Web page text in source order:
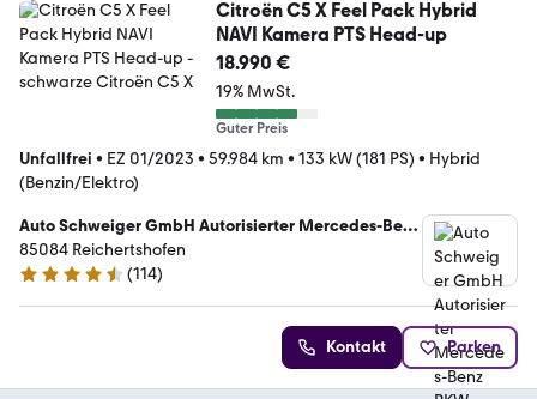
Citroën C5 X Feel Pack Hybrid
NAVI Kamera PTS Head-up
18.990 €
19% MwSt.
Guter Preis
Unfallfrei • EZ 01/2023 • 59.984 km • 133 kW (181 PS) • Hybrid
(Benzin/Elektro)
Auto Schweiger GmbH Autorisierter Mercedes-Benz
PKW Servicepartner u. zertifizierter Opel NW-
Partner
85084 Reichertshofen
4.6 Sterne
(114)
Kontakt Parken